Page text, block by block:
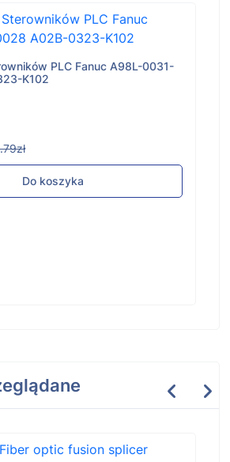
PLC Fanuc A98L-0031-
K102
Do koszyka